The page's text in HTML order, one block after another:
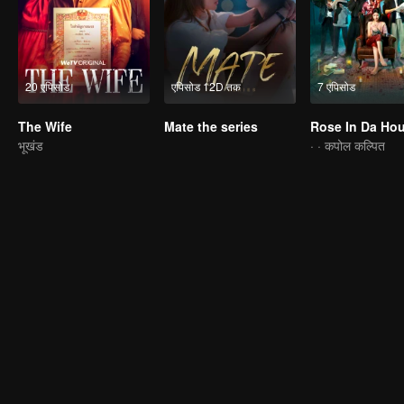
20 एपिसोड
The Wife
भूखंड
एपिसोड 12D तक
Mate the series
7 एपिसोड
Rose In Da
· · कपोल कल्पित